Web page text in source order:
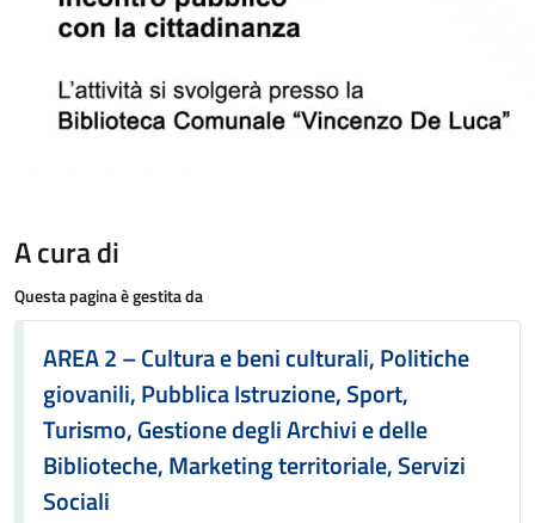
A cura di
Questa pagina è gestita da
AREA 2 – Cultura e beni culturali, Politiche
giovanili, Pubblica Istruzione, Sport,
Turismo, Gestione degli Archivi e delle
Biblioteche, Marketing territoriale, Servizi
Sociali